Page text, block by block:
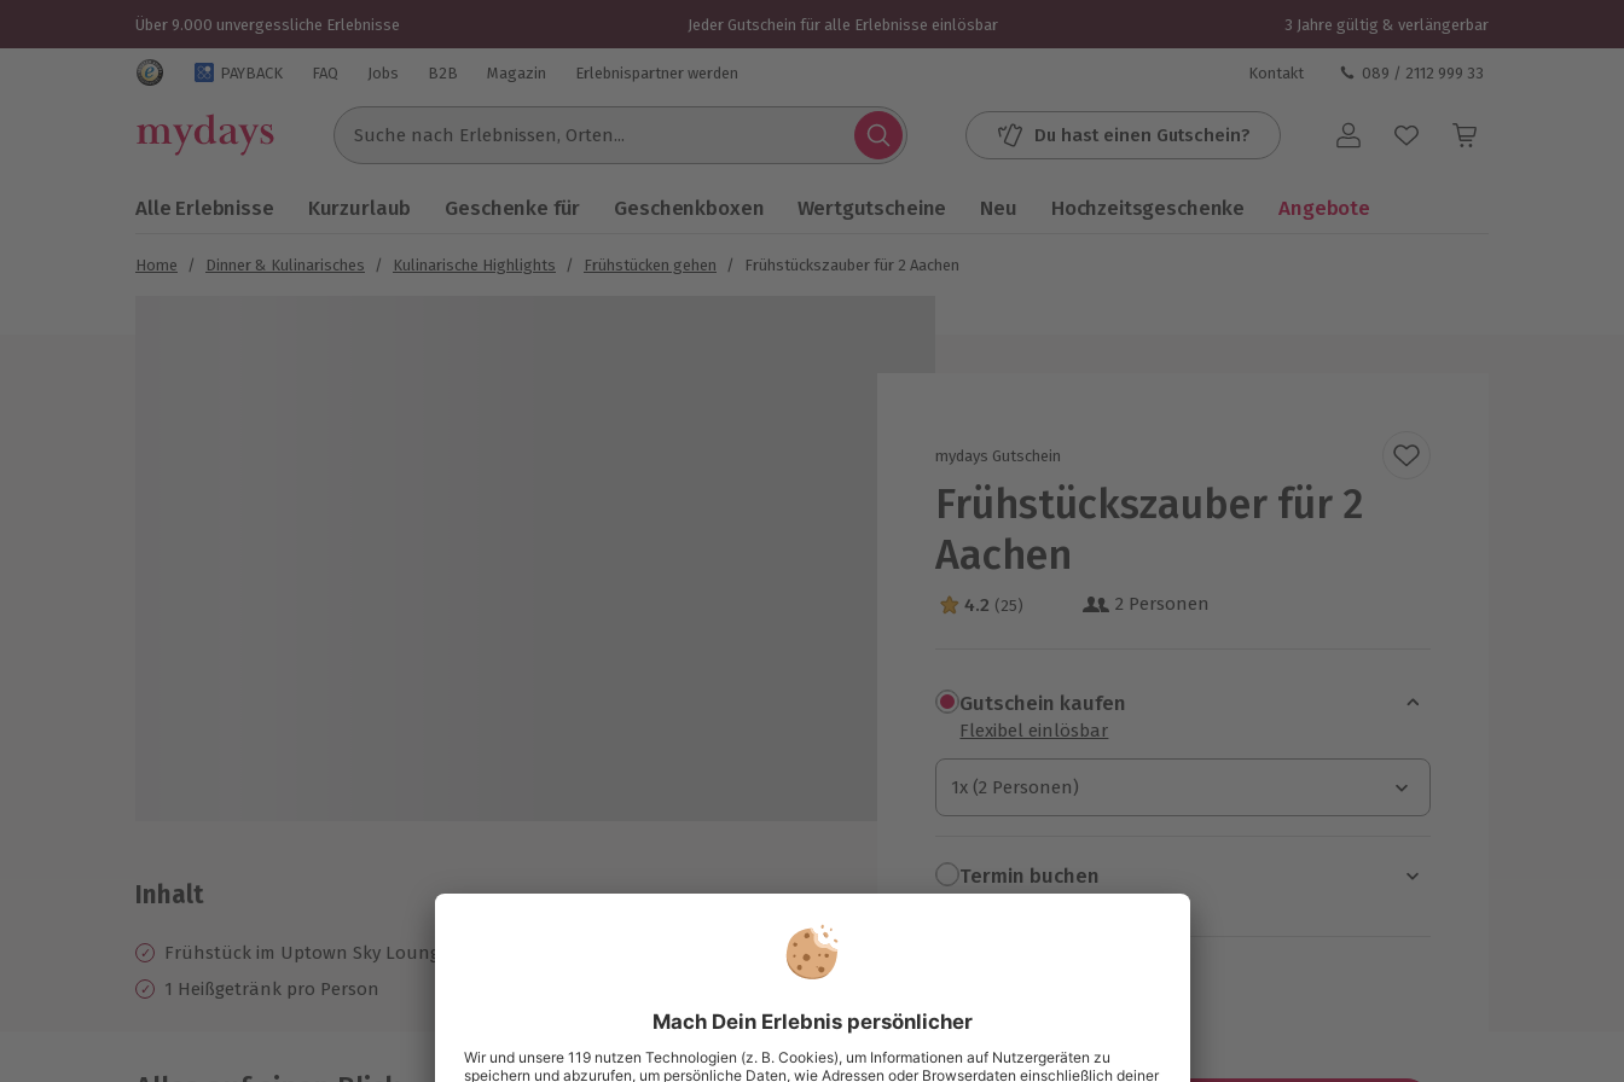
Über 9.000 unvergessliche Erlebnisse Jeder Gutschein für alle Erlebnisse einlösbar 3 Jahre gültig & verlängerbar
Trustedshops Bewertungen für mydays.de
PAYBACK FAQ Jobs B2B Magazin Erlebnispartner werden Kontakt 089 / 2112 999 33
Suche nach Erlebnissen...
Du hast einen Gutschein? Benutzerkonto
Alle Erlebnisse Kurzurlaub Geschenke für Geschenkboxen Wertgutscheine Neu Hochzeitsgeschenke Angebote
Home / Dinner & Kulinarisches / Kulinarische Highlights / Frühstücken gehen / Frühstückszauber für 2 Aachen
mydays Gutschein
Frühstückszauber für 2
Aachen
4.2 Sterne von 5 aus 25 Bewertungen
4.2 (25) 2 Personen
Gutschein kaufen
Flexibel einlösbar
1x (2 Personen)
1x (2 Personen)
1x (2 Personen)
Termin buchen
Inhalt
Frühstück im Uptown Sky Lounge Restaurant im INNSiDE Aachen
1 Heißgetränk pro Person